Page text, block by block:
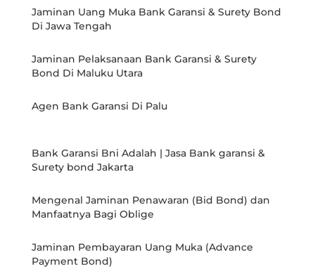
Jaminan Uang Muka Bank Garansi & Surety Bond
Di Jawa Tengah
Jaminan Pelaksanaan Bank Garansi & Surety
Bond Di Maluku Utara
Agen Bank Garansi Di Palu
Bank Garansi Bni Adalah | Jasa Bank garansi &
Surety bond Jakarta
Mengenal Jaminan Penawaran (Bid Bond) dan
Manfaatnya Bagi Oblige
Jaminan Pembayaran Uang Muka (Advance
Payment Bond)